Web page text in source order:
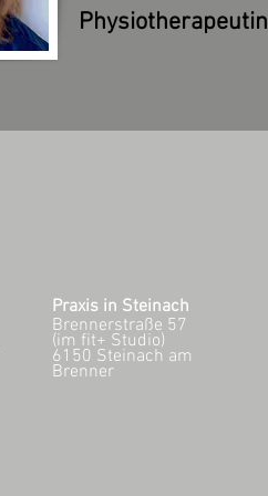
Physiotherapeutin
Praxis in Steinach
Brennerstraße 57
(im fit+ Studio)
6150 Steinach am
Brenner